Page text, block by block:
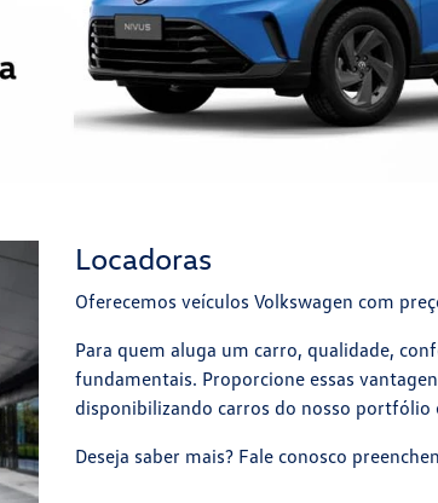
Locadoras
Oferecemos veículos Volkswagen com
Para quem aluga um carro, qualidade,
fundamentais. Proporcione essas
disponibilizando carros do nosso portfólio
Deseja saber mais? Fale conosco